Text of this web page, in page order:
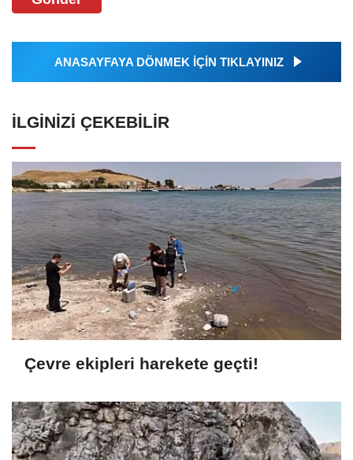
ANASAYFAYA DÖNMEK İÇİN TIKLAYINIZ
İLGINIZI ÇEKEBILIR
Çevre ekipleri harekete geçti!